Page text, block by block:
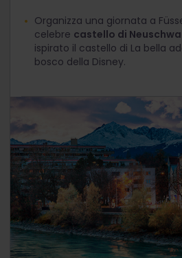
Organizza una giornata a
celebre castello di
ispirato il castello di La bella
bosco della Disney.